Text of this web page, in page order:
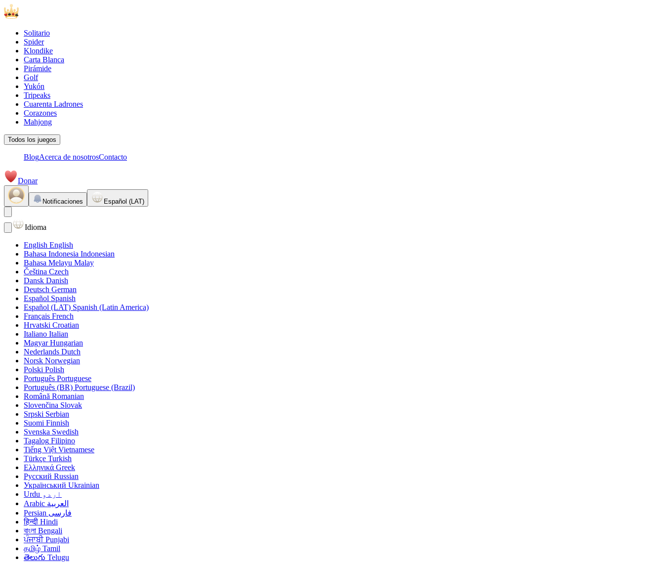
Solitario
Spider
Klondike
Carta Blanca
Pirámide
Golf
Yukón
Tripeaks
Cuarenta Ladrones
Corazones
Mahjong
Todos los juegos
BlogAcerca de nosotrosContacto
Donar
Notificaciones Español (LAT)
Idioma
English English
Bahasa Indonesia Indonesian
Bahasa Melayu Malay
Čeština Czech
Dansk Danish
Deutsch German
Español Spanish
Español (LAT) Spanish (Latin America)
Français French
Hrvatski Croatian
Italiano Italian
Magyar Hungarian
Nederlands Dutch
Norsk Norwegian
Polski Polish
Português Portuguese
Português (BR) Portuguese (Brazil)
Română Romanian
Slovenčina Slovak
Srpski Serbian
Suomi Finnish
Svenska Swedish
Tagalog Filipino
Tiếng Việt Vietnamese
Türkçe Turkish
Ελληνικά Greek
Русский Russian
Український Ukrainian
اردو Urdu
العربية Arabic
فارسی Persian
हिन्दी Hindi
বাংলা Bengali
ਪੰਜਾਬੀ Punjabi
தமிழ் Tamil
తెలుగు Telugu